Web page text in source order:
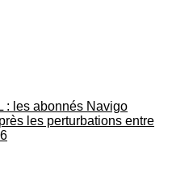
: les abonnés Navigo
les perturbations entre